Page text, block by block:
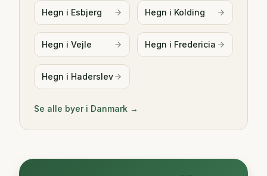
Hegn i Esbjerg Hegn i Kolding
Hegn i Vejle Hegn i Fredericia
Hegn i Haderslev
Se alle byer i Danmark →